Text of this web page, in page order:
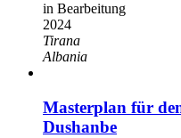
in Bearbeitung
2024
Tirana
Albania
Masterplan für
Dushanbe